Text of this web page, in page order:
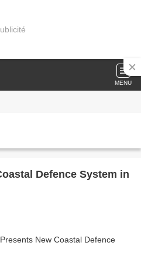
MENU
Defence System in